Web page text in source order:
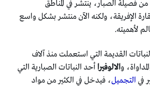
فصيلة الصبار، ينتشر في المناطق
الإفريقة، ولكنه الآن منتشر بشكل واسع
لأهميته.
القديمة التي استعملت منذ آلاف
والالوفيرا أحد النباتات الصبارية التي
في التجميل، فيدخل في الكثير من مواد